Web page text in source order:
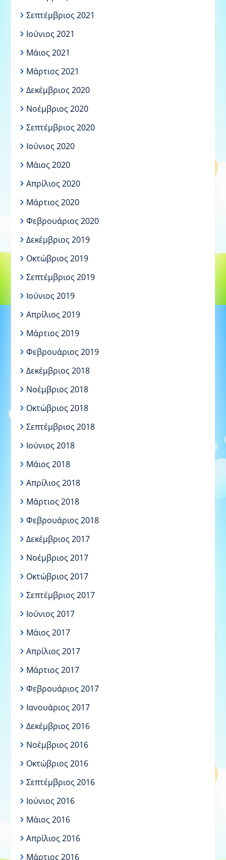
Σεπτέμβριος 2021
Ιούνιος 2021
Μάιος 2021
Μάρτιος 2021
Δεκέμβριος 2020
Νοέμβριος 2020
Σεπτέμβριος 2020
Ιούνιος 2020
Μάιος 2020
Απρίλιος 2020
Μάρτιος 2020
Φεβρουάριος 2020
Δεκέμβριος 2019
Οκτώβριος 2019
Σεπτέμβριος 2019
Ιούνιος 2019
Απρίλιος 2019
Μάρτιος 2019
Φεβρουάριος 2019
Δεκέμβριος 2018
Νοέμβριος 2018
Οκτώβριος 2018
Σεπτέμβριος 2018
Ιούνιος 2018
Μάιος 2018
Απρίλιος 2018
Μάρτιος 2018
Φεβρουάριος 2018
Δεκέμβριος 2017
Νοέμβριος 2017
Οκτώβριος 2017
Σεπτέμβριος 2017
Ιούνιος 2017
Μάιος 2017
Απρίλιος 2017
Μάρτιος 2017
Φεβρουάριος 2017
Ιανουάριος 2017
Δεκέμβριος 2016
Νοέμβριος 2016
Οκτώβριος 2016
Σεπτέμβριος 2016
Ιούνιος 2016
Μάιος 2016
Απρίλιος 2016
Μάρτιος 2016